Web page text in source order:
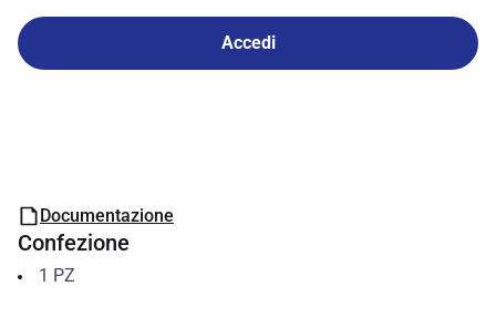
Accedi
Documentazione
Confezione
1 PZ